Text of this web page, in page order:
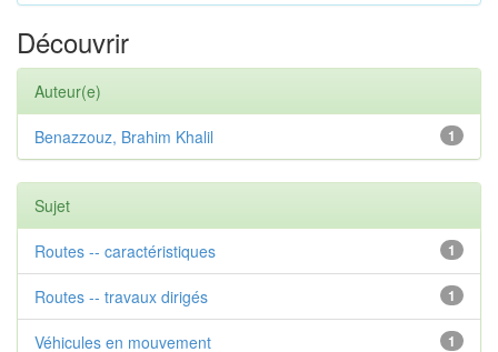
Découvrir
Auteur(e)
1
Benazzouz, Brahim Khalil
Sujet
1
Routes -- caractéristiques
1
Routes -- travaux dirigés
1
Véhicules en mouvement